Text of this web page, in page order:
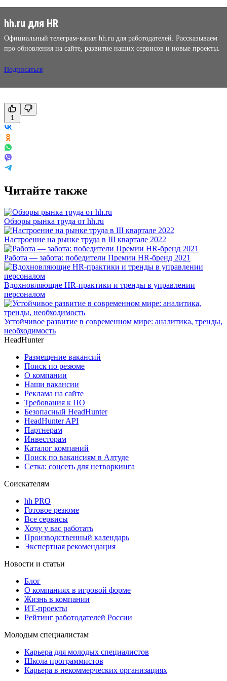
hh.ru для HR
Официальный телеграм-канал hh.ru для работодателей. Рассказываем
про обновления на сайте, развитие наших сервисов и новые проекты.
Подписаться
1
Читайте также
Обзоры рынка труда от hh.ru
Настроение на рынке труда в III квартале 2022
Работа — забота: победители Премии HR-бренд 2021
Вдохновляющие HR-практики и тренды в управлении
персоналом
Устойчивое развитие в современном мире: аналитика, тренды,
необходимость
HeadHunter
Размещение вакансий
Поиск по резюме
О компании
Наши вакансии
Реклама на сайте
Требования к ПО
Безопасный HeadHunter
HeadHunter API
Партнерам
Инвесторам
Каталог компаний
Поиск по вакансиям в Алтуде
Сетка: соцсеть для нетворкинга
Соискателям
hh PRO
Готовое резюме
Все сервисы
Хочу у вас работать
Производственный календарь
Экспертная рекомендация
Новости и статьи
Блог
О компаниях в игровой форме
Жизнь в компании
ИТ-проекты
Рейтинг работодателей России
Молодым специалистам
Карьера для молодых специалистов
Школа программистов
Карьера в некоммерческих организациях